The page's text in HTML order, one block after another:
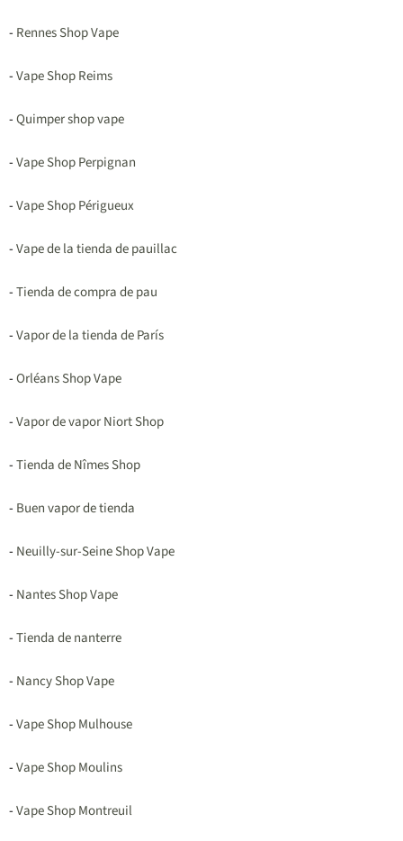
- Rennes Shop Vape
-Vape Shop Reims
-Quimper shop vape
-Vape Shop Perpignan
-Vape Shop Périgueux
-Vape de la tienda de pauillac
-Tienda de compra de pau
-Vapor de la tienda de París
-Orléans Shop Vape
-Vapor de vapor Niort Shop
-Tienda de Nîmes Shop
- Buen vapor de tienda
- Neuilly-sur-Seine Shop Vape
- Nantes Shop Vape
-Tienda de nanterre
- Nancy Shop Vape
-Vape Shop Mulhouse
-Vape Shop Moulins
-Vape Shop Montreuil